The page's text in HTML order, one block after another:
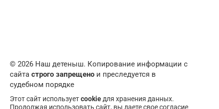
© 2026 Наш детеныш. Копирование информации с
сайта строго запрещено и преследуется в
судебном порядке
Этот сайт используетcookie для хранения данных.
Продолжая использовать сайт, вы даете свое согласие